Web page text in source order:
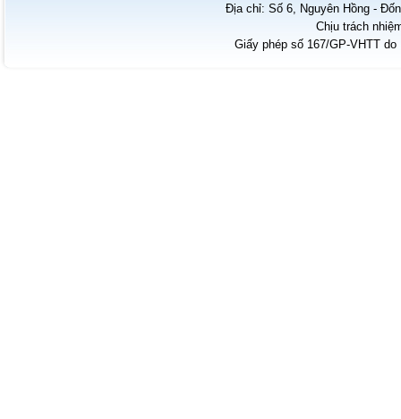
Địa chỉ: Số 6, Nguyên Hồng -
Chịu trách
Giấy phép số 167/GP-VHTT